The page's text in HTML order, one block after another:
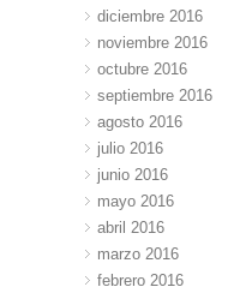
diciembre 2016
noviembre 2016
octubre 2016
septiembre 2016
agosto 2016
julio 2016
junio 2016
mayo 2016
abril 2016
marzo 2016
febrero 2016